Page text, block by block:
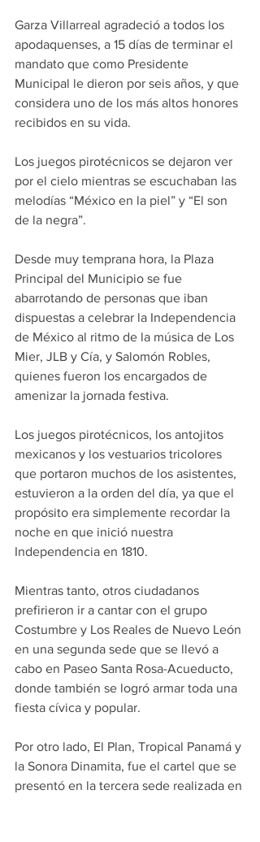
Garza Villarreal agradeció a todos los
apodaquenses, a 15 días de terminar el
mandato que como Presidente
Municipal le dieron por seis años, y que
considera uno de los más altos honores
recibidos en su vida.
Los juegos pirotécnicos se dejaron ver
por el cielo mientras se escuchaban las
melodías “México en la piel” y “El son
de la negra”.
Desde muy temprana hora, la Plaza
Principal del Municipio se fue
abarrotando de personas que iban
dispuestas a celebrar la Independencia
de México al ritmo de la música de Los
Mier, JLB y Cía, y Salomón Robles,
quienes fueron los encargados de
amenizar la jornada festiva.
Los juegos pirotécnicos, los antojitos
mexicanos y los vestuarios tricolores
que portaron muchos de los asistentes,
estuvieron a la orden del día, ya que el
propósito era simplemente recordar la
noche en que inició nuestra
Independencia en 1810.
Mientras tanto, otros ciudadanos
prefirieron ir a cantar con el grupo
Costumbre y Los Reales de Nuevo León
en una segunda sede que se llevó a
cabo en Paseo Santa Rosa-Acueducto,
donde también se logró armar toda una
fiesta cívica y popular.
Por otro lado, El Plan, Tropical Panamá y
la Sonora Dinamita, fue el cartel que se
presentó en la tercera sede realizada en